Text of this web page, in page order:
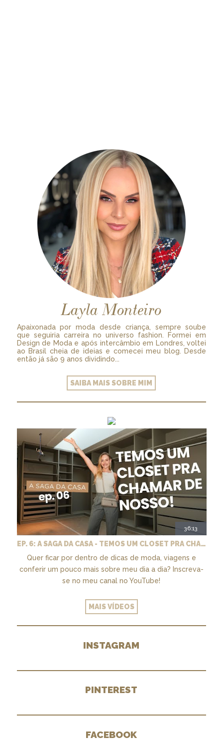
Layla Monteiro
Apaixonada por moda desde criança, sempre soube
que seguiria carreira no universo fashion. Formei em
Design de Moda e após intercâmbio em Londres, voltei
ao Brasil cheia de ideias e comecei meu blog. Desde
então já são 9 anos dividindo...
SAIBA MAIS SOBRE MIM
36:13
EP. 6: A SAGA DA CASA - TEMOS UM CLOSET PRA CHAMAR DE NOSSO + MARCENARIA E PAISAGISMO
Quer ficar por dentro de dicas de moda, viagens e
conferir um pouco mais sobre meu dia a dia? Inscreva-
se no meu canal no YouTube!
MAIS VÍDEOS
INSTAGRAM
PINTEREST
FACEBOOK